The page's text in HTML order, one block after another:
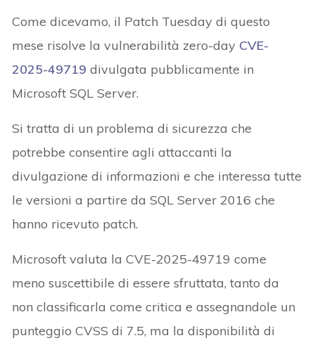
Come dicevamo, il Patch Tuesday di questo
mese risolve la vulnerabilità zero-day CVE-
2025-49719 divulgata pubblicamente in
Microsoft SQL Server.
Si tratta di un problema di sicurezza che
potrebbe consentire agli attaccanti la
divulgazione di informazioni e che interessa tutte
le versioni a partire da SQL Server 2016 che
hanno ricevuto patch.
Microsoft valuta la CVE-2025-49719 come
meno suscettibile di essere sfruttata, tanto da
non classificarla come critica e assegnandole un
punteggio CVSS di 7.5, ma la disponibilità di